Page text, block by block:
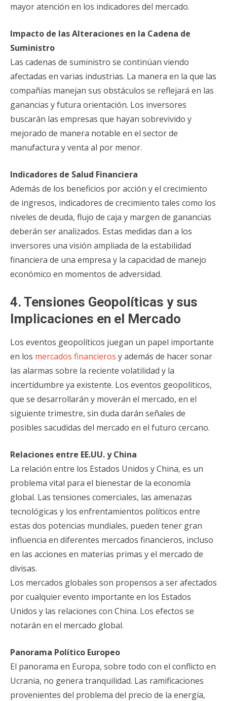
mayor atención en los indicadores del mercado.
Impacto de las Alteraciones en la Cadena de
Suministro
Las cadenas de suministro se continúan viendo
afectadas en varias industrias. La manera en la que las
compañías manejan sus obstáculos se reflejará en las
ganancias y futura orientación. Los inversores
buscarán las empresas que hayan sobrevivido y
mejorado de manera notable en el sector de
manufactura y venta al por menor.
Indicadores de Salud Financiera
Además de los beneficios por acción y el crecimiento
de ingresos, indicadores de crecimiento tales como los
niveles de deuda, flujo de caja y margen de ganancias
deberán ser analizados. Estas medidas dan a los
inversores una visión ampliada de la estabilidad
financiera de una empresa y la capacidad de manejo
económico en momentos de adversidad.
4. Tensiones Geopolíticas y sus
Implicaciones en el Mercado
Los eventos geopolíticos juegan un papel importante
en los mercados financieros y además de hacer sonar
las alarmas sobre la reciente volatilidad y la
incertidumbre ya existente. Los eventos geopolíticos,
que se desarrollarán y moverán el mercado, en el
siguiente trimestre, sin duda darán señales de
posibles sacudidas del mercado en el futuro cercano.
Relaciones entre EE.UU. y China
La relación entre los Estados Unidos y China, es un
problema vital para el bienestar de la economía
global. Las tensiones comerciales, las amenazas
tecnológicas y los enfrentamientos políticos entre
estas dos potencias mundiales, pueden tener gran
influencia en diferentes mercados financieros, incluso
en las acciones en materias primas y el mercado de
divisas.
Los mercados globales son propensos a ser afectados
por cualquier evento importante en los Estados
Unidos y las relaciones con China. Los efectos se
notarán en el mercado global.
Panorama Político Europeo
El panorama en Europa, sobre todo con el conflicto en
Ucrania, no genera tranquilidad. Las ramificaciones
provenientes del problema del precio de la energía,